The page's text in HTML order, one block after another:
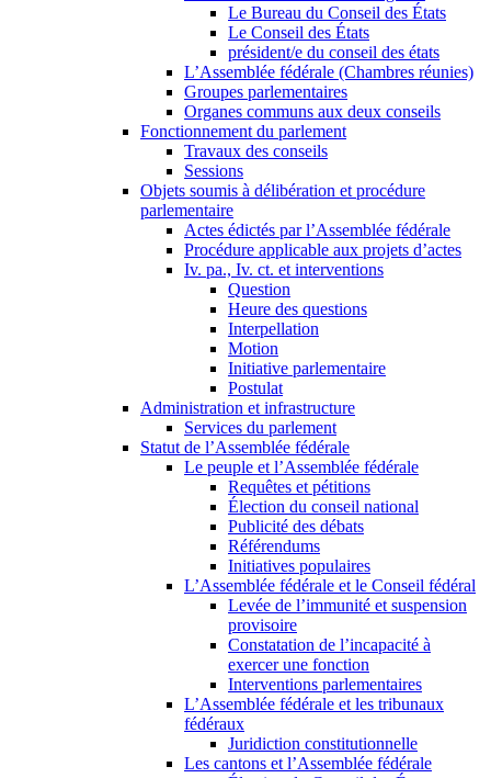
Le Bureau du Conseil des États
Le Conseil des États
président/e du conseil des états
L’Assemblée fédérale (Chambres réunies)
Groupes parlementaires
Organes communs aux deux conseils
Fonctionnement du parlement
Travaux des conseils
Sessions
Objets soumis à délibération et procédure
parlementaire
Actes édictés par l’Assemblée fédérale
Procédure applicable aux projets d’actes
Iv. pa., Iv. ct. et interventions
Question
Heure des questions
Interpellation
Motion
Initiative parlementaire
Postulat
Administration et infrastructure
Services du parlement
Statut de l’Assemblée fédérale
Le peuple et l’Assemblée fédérale
Requêtes et pétitions
Élection du conseil national
Publicité des débats
Référendums
Initiatives populaires
L’Assemblée fédérale et le Conseil fédéral
Levée de l’immunité et suspension
provisoire
Constatation de l’incapacité à
exercer une fonction
Interventions parlementaires
L’Assemblée fédérale et les tribunaux
fédéraux
Juridiction constitutionnelle
Les cantons et l’Assemblée fédérale